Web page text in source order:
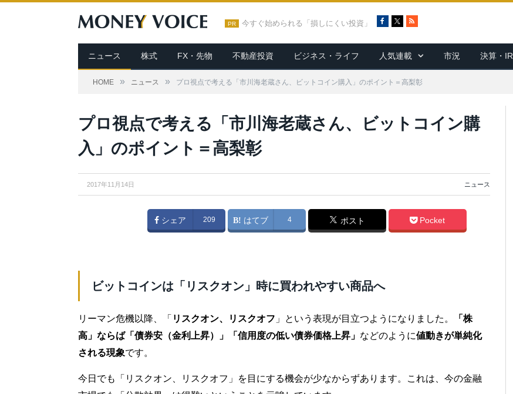
PR 今すぐ始められる「損しにくい投資」
c
e
b
R
S
ニュース 株式 FX・先物 不動産投資 ビジネス・ライフ 人気連載 市況 決算・IR
HOME » ニュース » プロ視点で考える「市川海老蔵さん、ビットコイン購入」のポイント＝高梨彰
プロ視点で考える「市川海老蔵さん、ビットコイン購
入」のポイント＝高梨彰
2017年11月14日 ニュース
シェア 209 はてブ 4 ポスト Pocket
ビットコインは「リスクオン」時に買われやすい商品へ
リーマン危機以降、「 リスクオン、リスクオフ 」という表現が目立つようになりました。
「株
高」ならば「債券安（金利上昇）」「信用度の低い債券価格上昇」 などのように値動きが単純化
される現象です。
今日でも「リスクオン、リスクオフ」を目にする機会が少なからずあります。これは、今の金融